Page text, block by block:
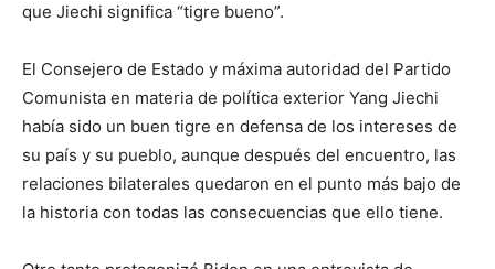
que Jiechi significa “tigre bueno”.
El Consejero de Estado y máxima autoridad del Partido
Comunista en materia de política exterior Yang Jiechi
había sido un buen tigre en defensa de los intereses de
su país y su pueblo, aunque después del encuentro, las
relaciones bilaterales quedaron en el punto más bajo de
la historia con todas las consecuencias que ello tiene.